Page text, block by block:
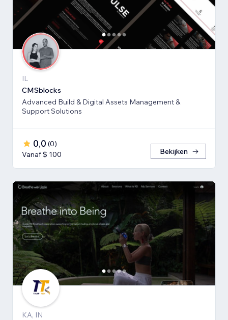
IL
CMSblocks
Advanced Build & Digital Assets Management &
Support Solutions
0,0 (0)
Vanaf $ 100
Bekijken
KA, IN